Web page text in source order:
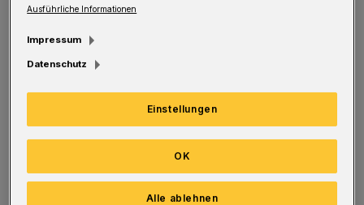
Foto: Rundschau
Aktuell befinden sich 1.305 Menschen in
Quarantäne, davon sind alle infiziert. Hinweis:
In einigen Fällen, z B. während einer
Isolierung im Krankenhaus, wird keine
Ausführliche Informationen
Impressum
Datenschutz
Einstellungen
Alle ablehnen
OK